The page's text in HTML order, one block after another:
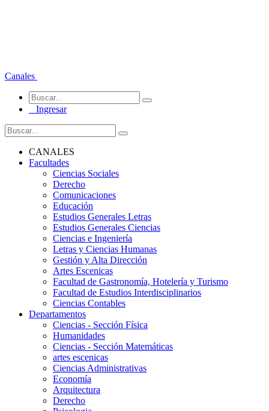
Canales
Ingresar
CANALES
Facultades
Ciencias Sociales
Derecho
Comunicaciones
Educación
Estudios Generales Letras
Estudios Generales Ciencias
Ciencias e Ingeniería
Letras y Ciencias Humanas
Gestión y Alta Dirección
Artes Escenicas
Facultad de Gastronomía, Hotelería y Turismo
Facultad de Estudios Interdisciplinarios
Ciencias Contables
Departamentos
Ciencias - Sección Física
Humanidades
Ciencias - Sección Matemáticas
artes escenicas
Ciencias Administrativas
Economía
Arquitectura
Derecho